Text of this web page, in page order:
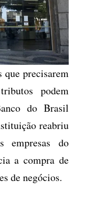
que precisarem
podem
do Brasil
reabriu
do
a compra de
de negócios.